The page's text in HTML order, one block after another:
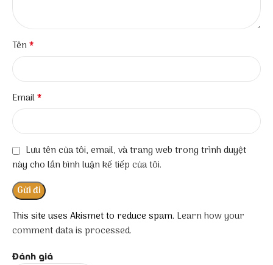
Đánh giá
Tên*
Email*
Lưu tên của tôi, email, và trang web trong trình duyệt
này cho lần bình luận kế tiếp của tôi.
This site uses Akismet to reduce spam. Learn how your
comment data is processed.